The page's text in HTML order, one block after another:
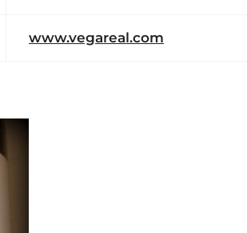
www.vegareal.com